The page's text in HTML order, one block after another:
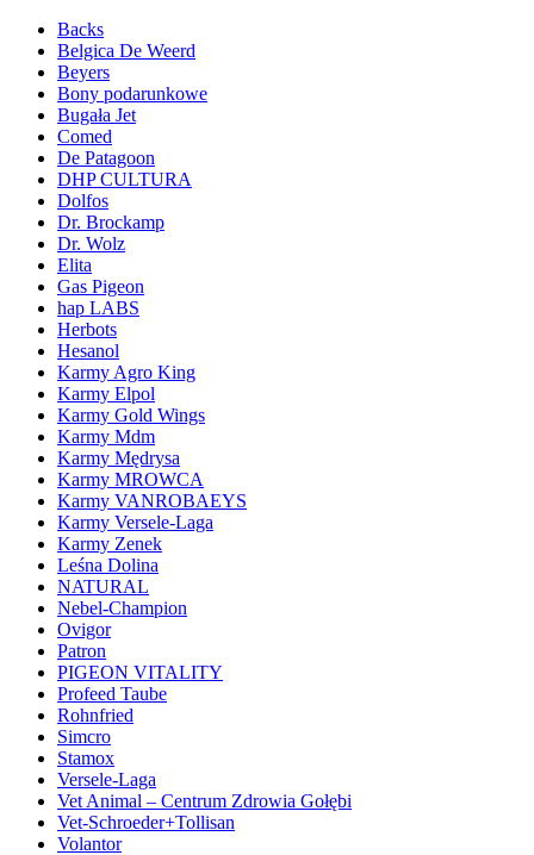
Backs
Belgica De Weerd
Beyers
Bony podarunkowe
Bugała Jet
Comed
De Patagoon
DHP CULTURA
Dolfos
Dr. Brockamp
Dr. Wolz
Elita
Gas Pigeon
hap LABS
Herbots
Hesanol
Karmy Agro King
Karmy Elpol
Karmy Gold Wings
Karmy Mdm
Karmy Mędrysa
Karmy MROWCA
Karmy VANROBAEYS
Karmy Versele-Laga
Karmy Zenek
Leśna Dolina
NATURAL
Nebel-Champion
Ovigor
Patron
PIGEON VITALITY
Profeed Taube
Rohnfried
Simcro
Stamox
Versele-Laga
Vet Animal – Centrum Zdrowia Gołębi
Vet-Schroeder+Tollisan
Volantor